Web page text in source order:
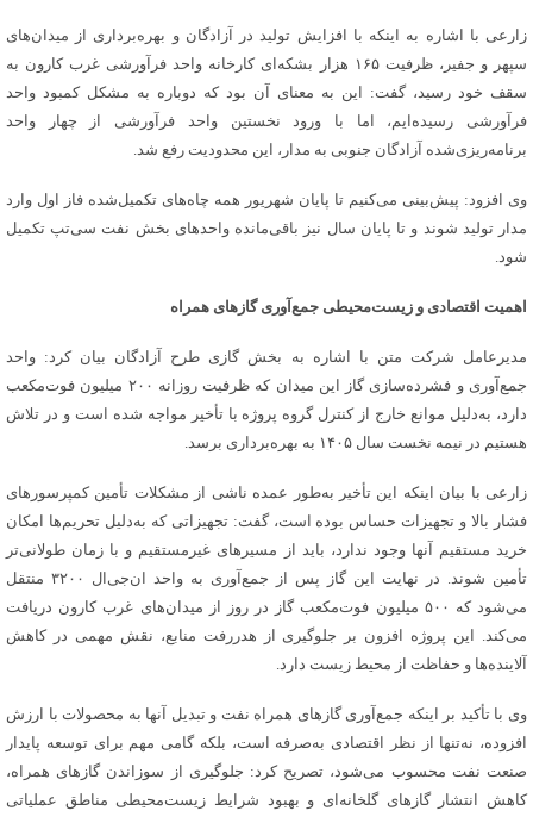
زارعی با اشاره به اینکه با افزایش تولید در آزادگان و بهره‌برداری از میدان‌های
سپهر و جفیر، ظرفیت ۱۶۵ هزار بشکه‌ای کارخانه واحد فرآورشی غرب کارون به
سقف خود رسید، گفت: این به معنای آن بود که دوباره به مشکل کمبود واحد
فرآورشی رسیده‌ایم، اما با ورود نخستین واحد فرآورشی از چهار واحد
برنامه‌ریزی‌شده آزادگان جنوبی به مدار، این محدودیت رفع شد.
وی افزود: پیش‌بینی می‌کنیم تا پایان شهریور همه چاه‌های تکمیل‌شده فاز اول وارد
مدار تولید شوند و تا پایان سال نیز باقی‌مانده واحدهای بخش نفت سی‌تپ تکمیل
شود.
اهمیت اقتصادی و زیست‌محیطی جمع‌آوری گازهای همراه
مدیرعامل شرکت متن با اشاره به بخش گازی طرح آزادگان بیان کرد: واحد
جمع‌آوری و فشرده‌سازی گاز این میدان که ظرفیت روزانه ۲۰۰ میلیون فوت‌مکعب
دارد، به‌دلیل موانع خارج از کنترل گروه پروژه با تأخیر مواجه شده است و در تلاش
هستیم در نیمه نخست سال ۱۴۰۵ به بهره‌برداری برسد.
زارعی با بیان اینکه این تأخیر به‌طور عمده ناشی از مشکلات تأمین کمپرسورهای
فشار بالا و تجهیزات حساس بوده است، گفت: تجهیزاتی که به‌دلیل تحریم‌ها امکان
خرید مستقیم آنها وجود ندارد، باید از مسیرهای غیرمستقیم و با زمان طولانی‌تر
تأمین شوند. در نهایت این گاز پس از جمع‌آوری به واحد ان‌جی‌ال ۳۲۰۰ منتقل
می‌شود که ۵۰۰ میلیون فوت‌مکعب گاز در روز از میدان‌های غرب کارون دریافت
می‌کند. این پروژه افزون بر جلوگیری از هدررفت منابع، نقش مهمی در کاهش
آلاینده‌ها و حفاظت از محیط زیست دارد.
وی با تأکید بر اینکه جمع‌آوری گازهای همراه نفت و تبدیل آنها به محصولات با ارزش
افزوده، نه‌تنها از نظر اقتصادی به‌صرفه است، بلکه گامی مهم برای توسعه پایدار
صنعت نفت محسوب می‌شود، تصریح کرد: جلوگیری از سوزاندن گازهای همراه،
کاهش انتشار گازهای گلخانه‌ای و بهبود شرایط زیست‌محیطی مناطق عملیاتی